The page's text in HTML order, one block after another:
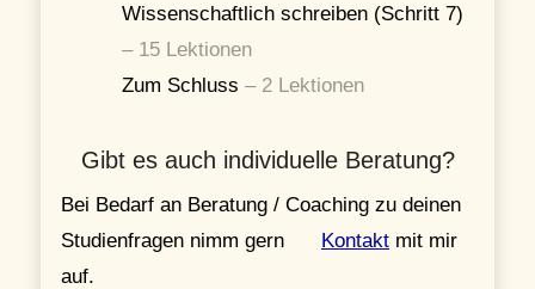
Wissenschaftlich schreiben (Schritt 7)
– 15 Lektionen
Zum Schluss – 2 Lektionen
Gibt es auch individuelle Beratung?
Bei Bedarf an Beratung / Coaching zu deinen
Studienfragen nimm gern
Kontakt mit mir
auf.